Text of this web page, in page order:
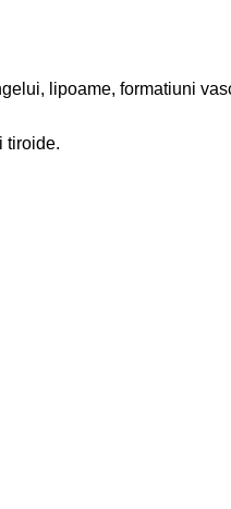
lipoame, formatiuni
tiroide.